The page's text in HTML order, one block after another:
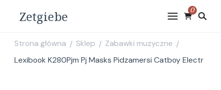
Zetgiebe 0
Strona główna / Sklep / Zabawki muzyczne /
Lexibook K280Pjm Pj Masks Pidzamersi Catboy Electr